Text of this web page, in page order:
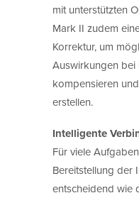
mit unterstützten
Mark II zudem
Korrektur, um
Auswirkungen bei
kompensieren
erstellen.
Intelligente
Für viele
Bereitstellung der
entscheidend wie